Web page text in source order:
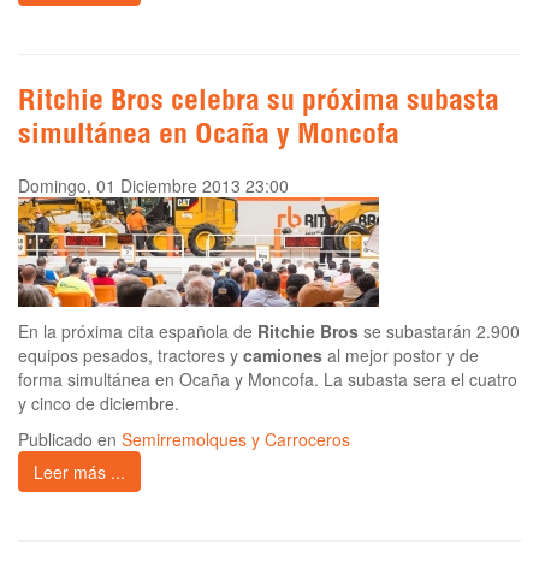
Ritchie Bros celebra su próxima subasta
simultánea en Ocaña y Moncofa
Domingo, 01 Diciembre 2013 23:00
En la próxima cita española de Ritchie Bros se subastarán 2.900
equipos pesados, tractores y camiones al mejor postor y de
forma simultánea en Ocaña y Moncofa. La subasta sera el cuatro
y cinco de diciembre.
Publicado en Semirremolques y Carroceros
Leer más ...